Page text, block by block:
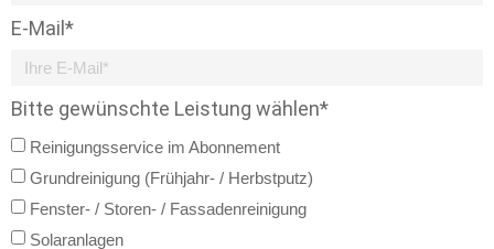
E-Mail*
Bitte gewünschte Leistung wählen*
Reinigungsservice im Abonnement
Grundreinigung (Frühjahr- / Herbstputz)
Fenster- / Storen- / Fassadenreinigung
Solaranlagen